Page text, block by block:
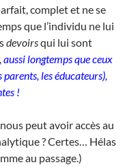
complet et ne se
que l’individu ne lui
devoirsqui lui sont
aussi longtemps que ceux
les éducateurs),
!
peut avoir accès au
? Certes… Hélas
au passage.)